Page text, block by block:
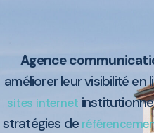
Agence
améliorer leur visibilité
sites internet
stratégies de